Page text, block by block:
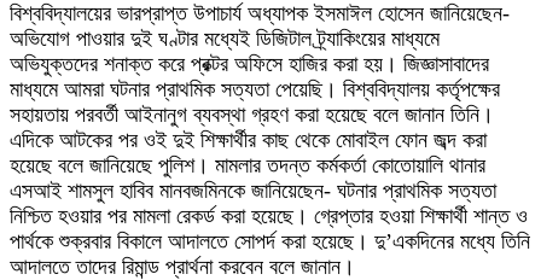
‎বিশ্ববিদ্যালয়ের ভারপ্রাপ্ত উপাচার্য অধ্যাপক ইসমাঈল হোসেন জানিয়েছেন-
অভিযোগ পাওয়ার দুই ঘণ্টার মধ্যেই ডিজিটাল ট্র্যাকিংয়ের মাধ্যমে
অভিযুক্তদের শনাক্ত করে প্রক্টর অফিসে হাজির করা হয়। জিজ্ঞাসাবাদের
মাধ্যমে আমরা ঘটনার প্রাথমিক সত্যতা পেয়েছি। বিশ্ববিদ্যালয় কর্তৃপক্ষের
সহায়তায় পরবর্তী আইনানুগ ব্যবস্থা গ্রহণ করা হয়েছে বলে জানান তিনি।
এদিকে আটকের পর ওই দুই শিক্ষার্থীর কাছ থেকে মোবাইল ফোন জব্দ করা
হয়েছে বলে জানিয়েছে পুলিশ। মামলার তদন্ত কর্মকর্তা কোতোয়ালি থানার
এসআই শামসুল হাবিব মানবজমিনকে জানিয়েছেন- ঘটনার প্রাথমিক সত্যতা
নিশ্চিত হওয়ার পর মামলা রেকর্ড করা হয়েছে। গ্রেপ্তার হওয়া শিক্ষার্থী শান্ত ও
পার্থকে শুক্রবার বিকালে আদালতে সোপর্দ করা হয়েছে। দু’একদিনের মধ্যে তিনি
আদালতে তাদের রিমান্ড প্রার্থনা করবেন বলে জানান।